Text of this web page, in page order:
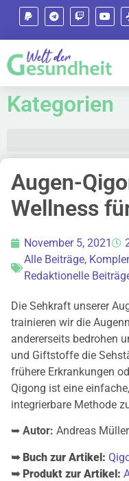
Kategorien
Augen-
Wellness
November 5, 2021
Alle Beiträge,
Redaktionelle
Die Sehkraft unserer
trainieren wir die
andererseits bedrohen
und Giftstoffe die
frühere Erkrankungen
Qigong ist eine
integrierbare Methode
➥ Autor: Andreas
➥ Buch zur Artikel:
➥ Produkt zur Artikel: